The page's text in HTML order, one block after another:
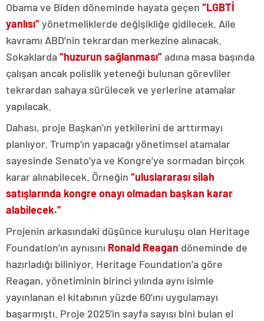
Obama ve Biden döneminde hayata geçen “LGBTİ
yanlısı”yönetmeliklerde değişikliğe gidilecek. Aile
kavramı ABD’nin tekrardan merkezine alınacak.
Sokaklarda“huzurun sağlanması”adına masa başında
çalışan ancak polislik yeteneği bulunan görevliler
tekrardan sahaya sürülecek ve yerlerine atamalar
yapılacak.
Dahası, proje Başkan’ın yetkilerini de arttırmayı
planlıyor. Trump’ın yapacağı yönetimsel atamalar
sayesinde Senato’ya ve Kongre’ye sormadan birçok
karar alınabilecek. Örneğin “uluslararası silah
satışlarında kongre onayı olmadan başkan karar
alabilecek.”
Projenin arkasındaki düşünce kuruluşu olan Heritage
Foundation’ın aynısını Ronald Reagan döneminde de
hazırladığı biliniyor. Heritage Foundation’a göre
Reagan, yönetiminin birinci yılında aynı isimle
yayınlanan el kitabının yüzde 60’ını uygulamayı
başarmıştı. Proje 2025’in sayfa sayısı bini bulan el